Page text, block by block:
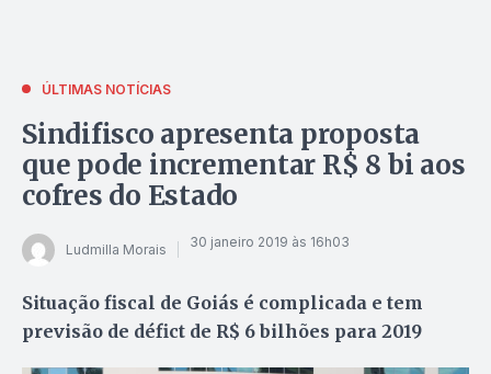
ÚLTIMAS NOTÍCIAS
Sindifisco apresenta proposta
que pode incrementar R$ 8 bi aos
cofres do Estado
Ludmilla Morais 30 janeiro 2019 às 16h03
Situação fiscal de Goiás é complicada e tem
previsão de défict de R$ 6 bilhões para 2019